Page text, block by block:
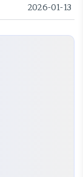
2026-01-13